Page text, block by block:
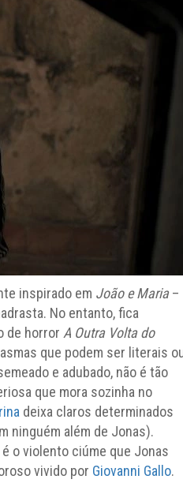
inspirado em João e Maria ­­–
No entanto, fica
de horror A Outra Volta do
que podem ser literais
e adubado, não é tão
que mora sozinha no
deixa claros determinados
ninguém além de Jonas).
o violento ciúme que Jonas
vivido por Giovanni Gallo.